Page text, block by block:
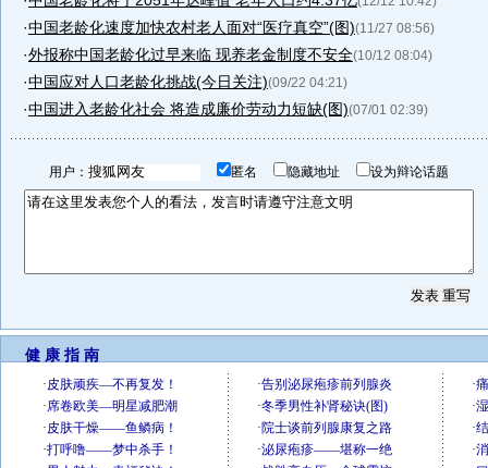
·中国老龄化速度加快农村老人面对“医疗真空”(图)(11/27 08:56)
·外报称中国老龄化过早来临 现养老金制度不安全(10/12 08:04)
·中国应对人口老龄化挑战(今日关注)(09/22 04:21)
·中国进入老龄化社会 将造成廉价劳动力短缺(图)(07/01 02:39)
用户： 匿名 隐藏地址 设为辩论话题
健 康 指 南